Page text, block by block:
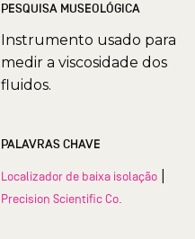
PESQUISA MUSEOLÓGICA
Instrumento usado para
medir a viscosidade dos
fluidos.
PALAVRAS CHAVE
Localizador de baixa isolação
Precision Scientific Co.